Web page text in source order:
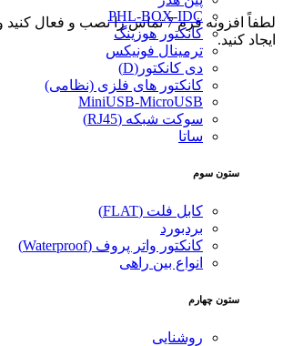
PHL-BOX-IDC
کانکتور هوزینگ
ترمینال فونیکس
دی کانکتور(D)
کانکتور های فلزی (نظامی)
MiniUSB-MicroUSB
سوکت شبکه (RJ45)
ساتا
ستون سوم
کابل فلت (FLAT)
بردبورد
کانکتور واتر پروف (Waterproof)
انواع بین راهی
ستون چهارم
روشنایی
ایجاد کنید.